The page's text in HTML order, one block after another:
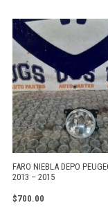
FARO NIEBLA DEPO
2013 – 2015
$700.00